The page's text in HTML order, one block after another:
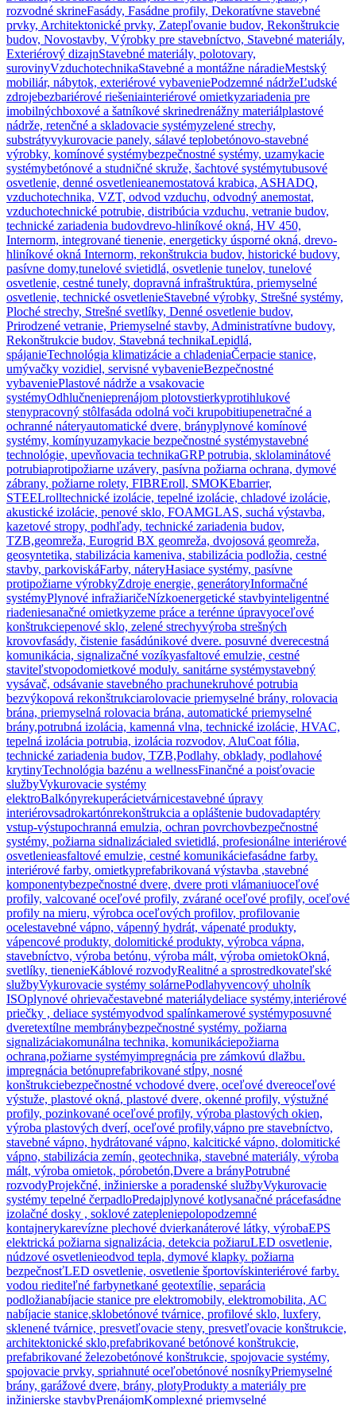
rozvodné skrineFasády, Fasádne profily, Dekoratívne stavebné
prvky, Architektonické prvky, Zatepľovanie budov, Rekonštrukcie
budov, Novostavby, Výrobky pre stavebníctvo, Stavebné materiály,
Exteriérový dizajnStavebné materiály, polotovary,
surovinyVzduchotechnikaStavebné a montážne náradieMestský
mobiliár, nábytok, exteriérové vybaveniePodzemné nádržeĽudské
zdrojebezbariérové riešeniainteriérové omietkyzariadenia pre
imobilnýchboxové a šatníkové skrinedrenážny materiálplastové
nádrže, retenčné a skladovacie systémyzelené strechy,
substrátyvykurovacie panely, sálavé teplobetónovo-stavebné
výrobky, komínové systémybezpečnostné systémy, uzamykacie
systémybetónové a studničné skruže, šachtové systémytubusové
osvetlenie, denné osvetlenieanemostatová krabica, ASHADQ,
vzduchotechnika, VZT, odvod vzduchu, odvodný anemostat,
vzduchotechnické potrubie, distribúcia vzduchu, vetranie budov,
technické zariadenia budovdrevo-hliníkové okná, HV 450,
Internorm, integrované tienenie, energeticky úsporné okná, drevo-
hliníkové okná Internorm, rekonštrukcia budov, historické budovy,
pasívne domy,tunelové svietidlá, osvetlenie tunelov, tunelové
osvetlenie, cestné tunely, dopravná infraštruktúra, priemyselné
osvetlenie, technické osvetlenieStavebné výrobky, Strešné systémy,
Ploché strechy, Strešné svetlíky, Denné osvetlenie budov,
Prirodzené vetranie, Priemyselné stavby, Administratívne budovy,
Rekonštrukcie budov, Stavebná technikaLepidlá,
spájanieTechnológia klimatizácie a chladeniaČerpacie stanice,
umývačky vozidiel, servisné vybavenieBezpečnostné
vybaveniePlastové nádrže a vsakovacie
systémyOdhlučnenieprenájom plotovstierkyprotihlukové
stenypracovný stôlfasáda odolná voči krupobitiupenetračné a
ochranné náteryautomatické dvere, brányplynové komínové
systémy, komínyuzamykacie bezpečnostné systémystavebné
technológie, upevňovacia technikaGRP potrubia, sklolaminátové
potrubiaprotipožiarne uzávery, pasívna požiarna ochrana, dymové
zábrany, požiarne rolety, FIBREroll, SMOKEbarrier,
STEELrolltechnické izolácie, tepelné izolácie, chladové izolácie,
akustické izolácie, penové sklo, FOAMGLAS, suchá výstavba,
kazetové stropy, podhľady, technické zariadenia budov,
TZB,geomreža, Eurogrid BX geomreža, dvojosová geomreža,
geosyntetika, stabilizácia kameniva, stabilizácia podložia, cestné
stavby, parkoviskáFarby, náteryHasiace systémy, pasívne
protipožiarne výrobkyZdroje energie, generátoryInformačné
systémyPlynové infražiaričeNízkoenergetické stavbyinteligentné
riadeniesanačné omietkyzeme práce a terénne úpravyoceľové
konštrukciepenové sklo, zelené strechyvýroba strešných
krovovfasády, čistenie fasádúnikové dvere. posuvné dverecestná
komunikácia, signalizačné vozíkyasfaltové emulzie, cestné
staviteľstvopodomietkové moduly. sanitárne systémystavebný
vysávač, odsávanie stavebného prachunekruhové potrubia
bezvýkopová rekonštrukciarolovacie priemyselné brány, rolovacia
brána, priemyselná rolovacia brána, automatické priemyselné
brány,potrubná izolácia, kamenná vlna, technické izolácie, HVAC,
tepelná izolácia potrubia, izolácia rozvodov, AluCoat fólia,
technické zariadenia budov, TZB,Podlahy, obklady, podlahové
krytinyTechnológia bazénu a wellnessFinančné a poisťovacie
službyVykurovacie systémy
elektroBalkónyrekuperácietvárnicestavebné úpravy
interiérovsadrokartónrekonštrukcia a opláštenie budovadaptéry
vstup-výstupochranná emulzia, ochran povrchovbezpečnostné
systémy, požiarna sidnalizácialed svietidlá, profesionálne interiérové
osvetlenieasfaltové emulzie, cestné komunikáciefasádne farby.
interiérové farby, omietkyprefabrikovaná výstavba ,stavebné
komponentybezpečnostné dvere, dvere proti vlámaniuoceľové
profily, valcované oceľové profily, zvárané oceľové profily, oceľové
profily na mieru, výrobca oceľových profilov, profilovanie
ocelestavebné vápno, vápenný hydrát, vápenaté produkty,
vápencové produkty, dolomitické produkty, výrobca vápna,
stavebníctvo, výroba betónu, výroba mált, výroba omietokOkná,
svetlíky, tienenieKáblové rozvodyRealitné a sprostredkovateľské
službyVykurovacie systémy solárnePodlahyvencový uholník
ISOplynové ohrievačestavebné materiálydeliace systémy,interiérové
priečky , deliace systémyodvod spalínkamerové systémyposuvné
dveretextílne membránybezpečnostné systémy. požiarna
signalizáciakomunálna technika, komunikáciepožiarna
ochrana,požiarne systémyimpregnácia pre zámkovú dlažbu.
impregnácia betónuprefabrikované stĺpy, nosné
konštrukciebezpečnostné vchodové dvere, oceľové dvereoceľové
výstuže, plastové okná, plastové dvere, okenné profily, výstužné
profily, pozinkované oceľové profily, výroba plastových okien,
výroba plastových dverí, oceľové profily,vápno pre stavebníctvo,
stavebné vápno, hydrátované vápno, kalcitické vápno, dolomitické
vápno, stabilizácia zemín, geotechnika, stavebné materiály, výroba
mált, výroba omietok, pórobetón,Dvere a brányPotrubné
rozvodyProjekčné, inžinierske a poradenské službyVykurovacie
systémy tepelné čerpadloPredajplynové kotlysanačné prácefasádne
izolačné dosky , soklové zatepleniepolopodzemné
kontajnerykarevízne plechové dvierkanáterové látky, výrobaEPS
elektrická požiarna signalizácia, detekcia požiaruLED osvetlenie,
núdzové osvetlenieodvod tepla, dymové klapky. požiarna
bezpečnosťLED osvetlenie, osvetlenie športovískinteriérové farby.
vodou riediteľné farbynetkané geotextílie, separácia
podložianabíjacie stanice pre elektromobily, elektromobilita, AC
nabíjacie stanice,sklobetónové tvárnice, profilové sklo, luxfery,
sklenené tvárnice, presvetľovacie steny, presvetľovacie konštrukcie,
architektonické sklo,prefabrikované betónové konštrukcie,
prefabrikované železobetónové konštrukcie, spojovacie systémy,
spojovacie prvky, spriahnuté oceľobetónové nosníkyPriemyselné
brány, garážové dvere, brány, plotyProdukty a materiály pre
inžinierske stavbyPrenájomKomplexné priemyselné